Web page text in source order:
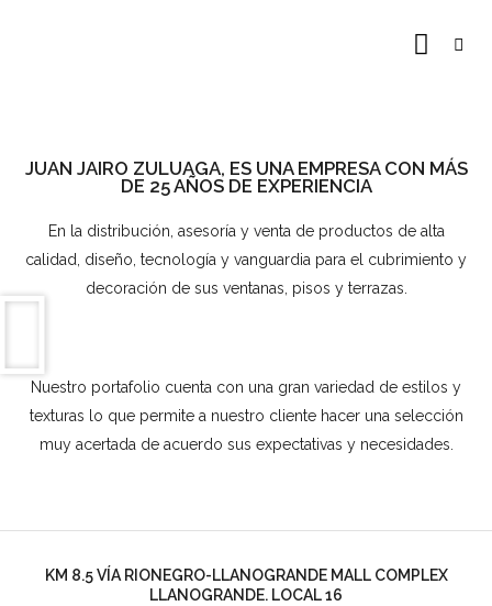
JUAN JAIRO ZULUAGA, ES UNA EMPRESA CON MÁS
DE 25 AÑOS DE EXPERIENCIA
En la distribución, asesoría y venta de productos de alta
calidad, diseño, tecnología y vanguardia para el cubrimiento y
decoración de sus ventanas, pisos y terrazas.
Nuestro portafolio cuenta con una gran variedad de estilos y
texturas lo que permite a nuestro cliente hacer una selección
muy acertada de acuerdo sus expectativas y necesidades.
KM 8.5 VÍA RIONEGRO-LLANOGRANDE MALL COMPLEX
LLANOGRANDE. LOCAL 16